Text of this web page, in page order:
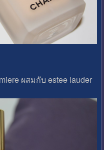
ผสมกับ estee lauder